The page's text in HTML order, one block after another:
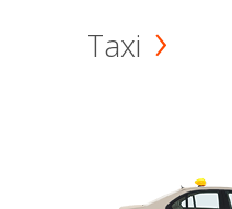
Taxi